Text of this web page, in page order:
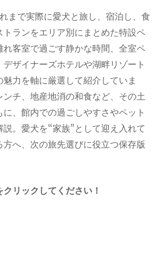
まで実際に愛犬と旅し、宿泊し、食
ランをエリア別にまとめた特設ペ
客室で過ごす静かな時間、全室ペ
ザイナーズホテルや湖畔リゾート
力を軸に厳選して紹介していま
チ、地産地消の和食など、その土
、館内での過ごしやすさやペット
。愛犬を“家族”として迎え入れて
方へ、次の旅先選びに役立つ保存版
リックしてください！